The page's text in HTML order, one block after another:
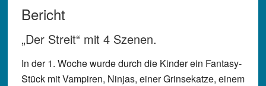
Bericht
„Der Streit“ mit 4 Szenen.
In der 1. Woche wurde durch die Kinder ein Fantasy-
Stück mit Vampiren, Ninjas, einer Grinsekatze, einem